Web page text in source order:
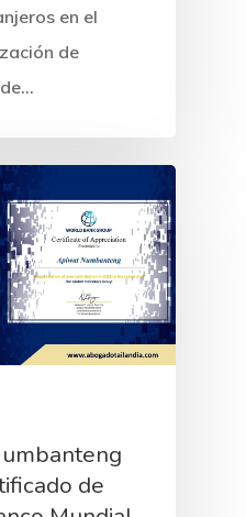
en el
de
de
Nuestro
Comercial
Constitucion De
Tailandia
Constitucion De
Extranjeros
BOI Tailandia
Incentivos Fiscales
Fiscales Bajo BOI
Litigios Y Disputas
Derecho Penal
Accidentes E
En Tailandia
Visas De Larga
Propiedad Intelectual
Sectores
Derecho Bancario Y
Financiero
Farmaceutico
Aviacion
Noticias
Novedades
Carrera
Contacto